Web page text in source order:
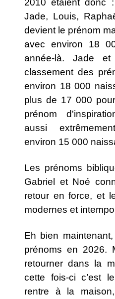
Jade, Louis,
devient le prénom
avec environ 18
année-là. Jade
classement des
environ 18 000
plus de 17 000
prénom
aussi
environ 15 000
Les prénoms
Gabriel et Noé
retour en force, et
modernes et
Eh bien
prénoms en 2026.
retourner dans la
cette fois-ci c’est
rentre à la